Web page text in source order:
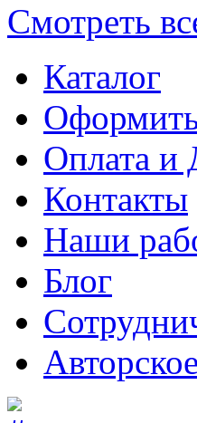
Смотреть
Каталог
Оплата и
Контакты
Наши
Блог